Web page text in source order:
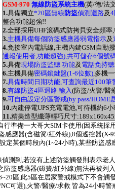
GSM-970 無線防盜系統主機(英/德/法
1.具備獨立*20區無線 防盜偵測迴路及
整合功能超強!!
2.全部採用UHF滾碼式防拷貝安全頻率,
3.主機具備每個防盜感應器弱電指示及
4.免接室內電話線,主機內鍵GSM自動
通報使用者,功能超強),共可儲存6個號
5.具備現場防盜監聽 功能及 電話免持
6.主機具備密碼鎖鍵盤(1-6位數),多機
7.具備時間日期功能,可查詢最近100筆
8.有線防盜4區迴路 輸入(防盜/火警/醫
9.可自由設定分區警戒(by pass/
10.內建停電UPS充電電池,可待機約6小
11.精美造型纖薄輕巧尺寸
行準備一大哥大SIM卡使用(因系統採
應器(含磁簧/紅外線),8個遙控器(X-
定某個時段內(1~24小時),某些防盜感
到,若沒有上述防盜觸發則表示老
防盜感應器(磁簧/紅外線)無法再被列
區,此5區在居家警戒模式下不會觸
可選),火警/醫療/求救 皆為24小時警